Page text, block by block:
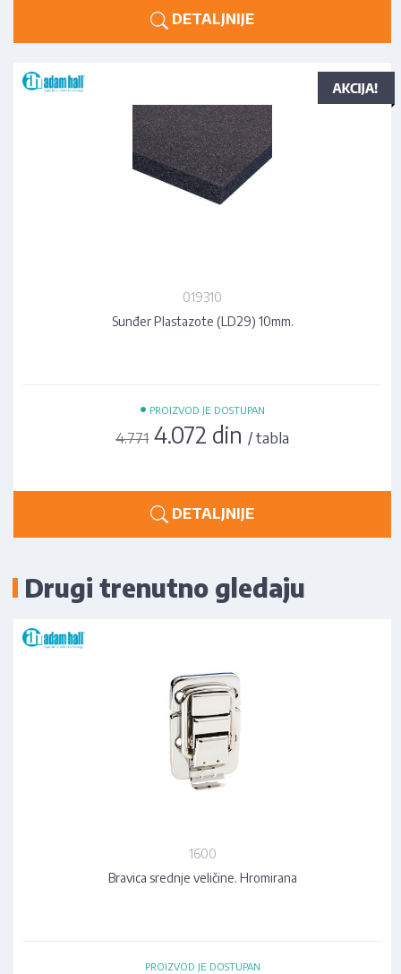
DETALJNIJE
019310
Sunđer Plastazote (LD29) 10mm.
• PROIZVOD JE DOSTUPAN
4.771 4.072 din / tabla
DETALJNIJE
Drugi trenutno gledaju
1600
Bravica srednje veličine. Hromirana
PROIZVOD JE DOSTUPAN